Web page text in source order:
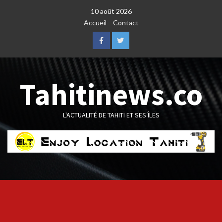
10 août 2026
Accueil
Contact
FacebookTwitter
Tahitinews.co
L'ACTUALITÉ DE TAHITI ET SES ÎLES